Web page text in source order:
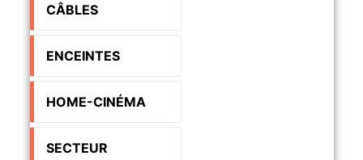
CÂBLES
ENCEINTES
HOME-CINÉMA
SECTEUR